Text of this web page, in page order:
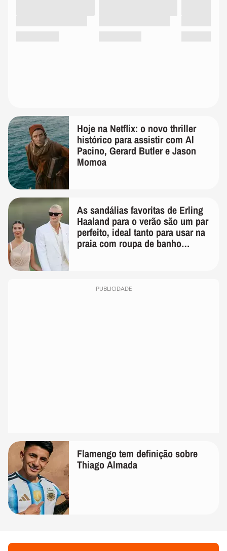
Hoje na Netflix: o novo thriller
histórico para assistir com Al
Pacino, Gerard Butler e Jason
Momoa
As sandálias favoritas de Erling
Haaland para o verão são um par
perfeito, ideal tanto para usar na
praia com roupa de banho
PUBLICIDADE
Flamengo tem definição sobre
Thiago Almada